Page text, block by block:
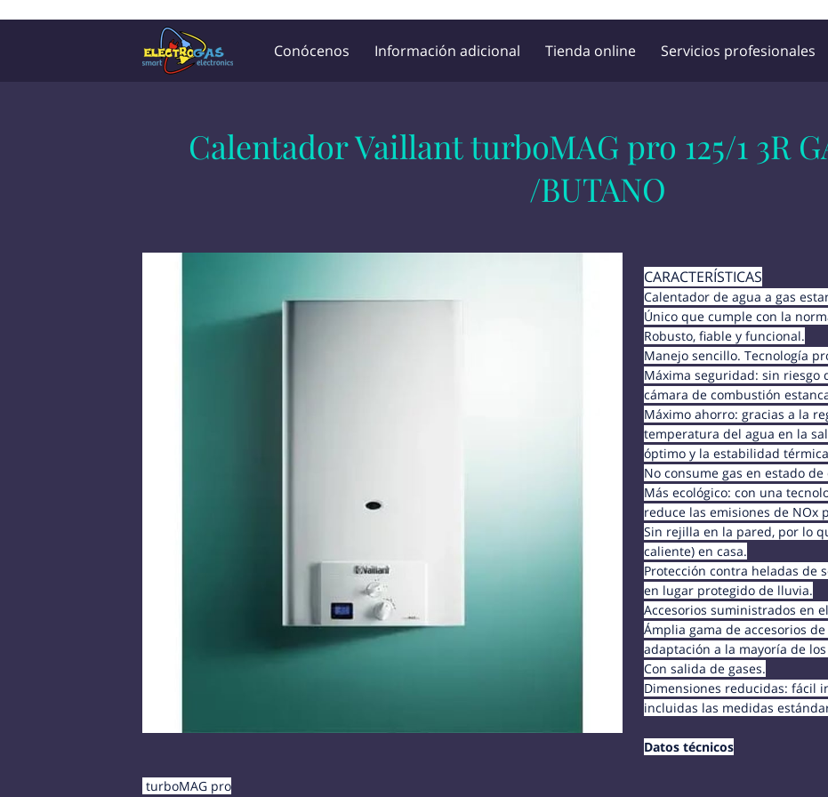
Conócenos Información adicional Tienda online Servicios profesionales
Calentador Vaillant turboMAG pro 125/1 3R
/BUTANO
CARACTERÍSTICAS
Calentador de agua a gas
Único que cumple con la
Robusto, fiable y funcional.
Manejo sencillo. Tecnología
Máxima seguridad: sin riesgo
cámara de combustión
Máximo ahorro: gracias a la
temperatura del agua en la
óptimo y la estabilidad
No consume gas en estado
Más ecológico: con una
reduce las emisiones de NOx
Sin rejilla en la pared, por lo
caliente) en casa.
Protección contra heladas de
en lugar protegido de lluvia.
Accesorios suministrados en el
Ámplia gama de accesorios
adaptación a la mayoría de
Con salida de gases.
Dimensiones reducidas: fácil
incluidas las medidas
Datos técnicos
turboMAG pro